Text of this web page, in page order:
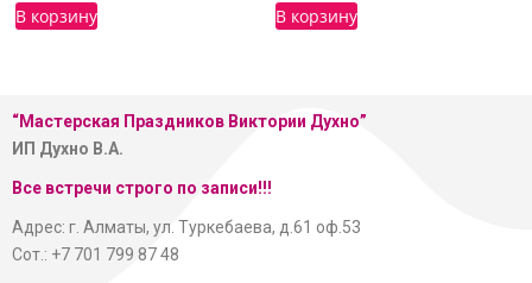
В корзину В корзину
“Мастерская Праздников Виктории Духно”
ИП Духно В.А.
Все встречи строго по записи!!!
Адрес: г. Алматы, ул. Туркебаева, д.61 оф.53
Сот.: +7 701 799 87 48